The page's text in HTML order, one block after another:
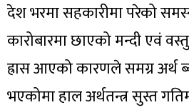
देश भरमा सहकारीमा परेको
कारोबारमा छाएको मन्दी एवं
ह्रास आएको कारणले समग्र अर्थ
भएकोमा हाल अर्थतन्त्र सुस्त